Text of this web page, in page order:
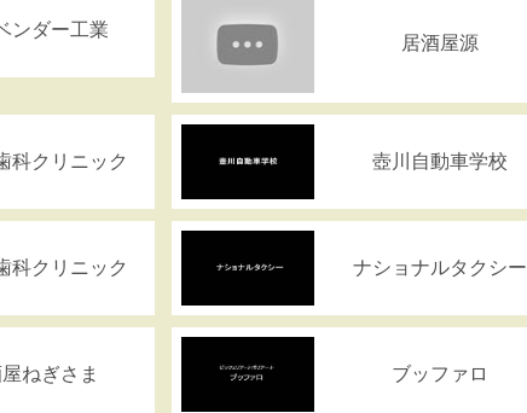
ンダー工業
居酒屋源
科クリニック 壺川自動車学校
科クリニック ナショナルタクシー
ねぎさま ブッファロ